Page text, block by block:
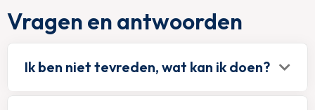
Vragen en antwoorden
Ik ben niet tevreden, wat kan ik doen?